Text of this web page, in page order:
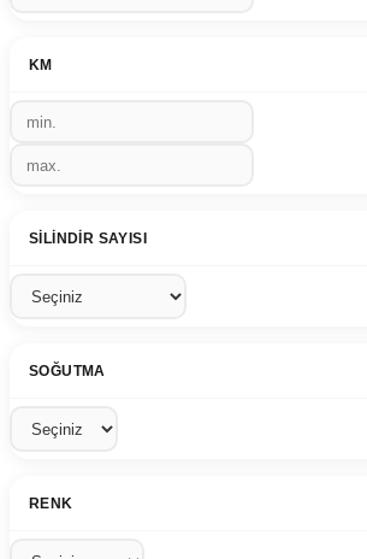
KM
SILINDIR SAYISI
SOĞUTMA
RENK